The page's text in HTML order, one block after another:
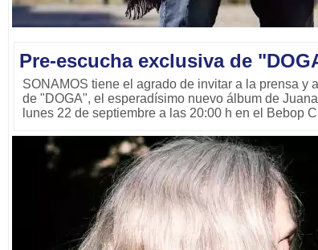
Pre-escucha exclusiva de
SONAMOS tiene el agrado de invitar a la prensa y
de "DOGA", el esperadísimo nuevo álbum de
lunes 22 de septiembre a las 20:00 h en el Bebop